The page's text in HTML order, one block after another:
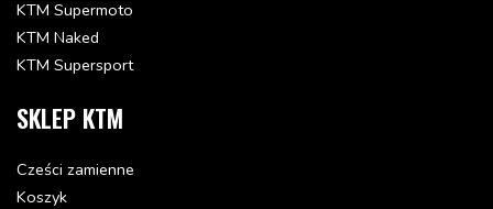
KTM Supermoto
KTM Naked
KTM Supersport
SKLEP KTM
Cześci zamienne
Koszyk